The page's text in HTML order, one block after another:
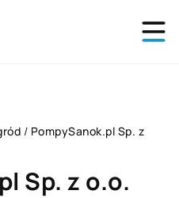
/ PompySanok.pl Sp. z
Sp. z o.o.